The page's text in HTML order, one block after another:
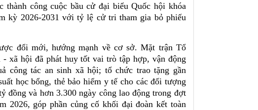
thành công cuộc bầu cử đại biểu Quốc hội khóa
kỳ 2026-2031 với tỷ lệ cử tri tham gia bỏ phiếu
đổi mới, hướng mạnh về cơ sở. Mặt trận Tổ
xã hội đã phát huy tốt vai trò tập hợp, vận động
công tác an sinh xã hội; tổ chức trao tặng gần
học bổng, thẻ bảo hiểm y tế cho các đối tượng
đồng và hơn 3.300 ngày công lao động trong đợt
2026, góp phần củng cố khối đại đoàn kết toàn